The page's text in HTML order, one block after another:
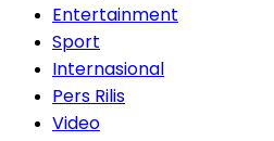
Entertainment
Sport
Internasional
Pers Rilis
Video